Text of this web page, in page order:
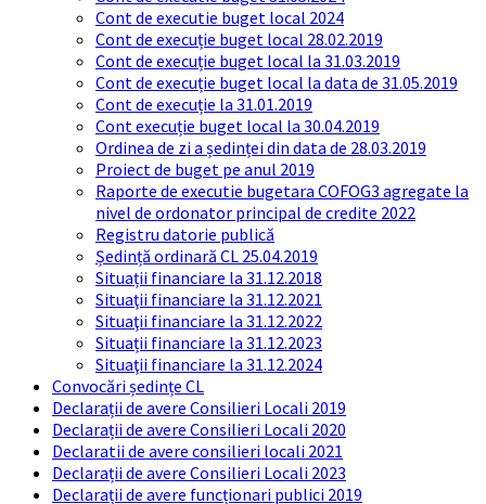
Cont de executie buget local 2024
Cont de execuție buget local 28.02.2019
Cont de execuție buget local la 31.03.2019
Cont de execuție buget local la data de 31.05.2019
Cont de execuție la 31.01.2019
Cont execuție buget local la 30.04.2019
Ordinea de zi a ședinței din data de 28.03.2019
Proiect de buget pe anul 2019
Raporte de executie bugetara COFOG3 agregate la
nivel de ordonator principal de credite 2022
Registru datorie publică
Ședință ordinară CL 25.04.2019
Situații financiare la 31.12.2018
Situaţii financiare la 31.12.2021
Situaţii financiare la 31.12.2022
Situații financiare la 31.12.2023
Situaţii financiare la 31.12.2024
Convocări ședințe CL
Declarații de avere Consilieri Locali 2019
Declarații de avere Consilieri Locali 2020
Declaratii de avere consilieri locali 2021
Declarații de avere Consilieri Locali 2023
Declarații de avere funcționari publici 2019